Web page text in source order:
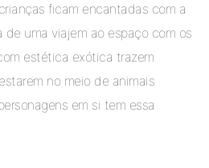
ficam encantadas com a
uma viajem ao espaço com os
estética exótica trazem
no meio de animais
em si tem essa